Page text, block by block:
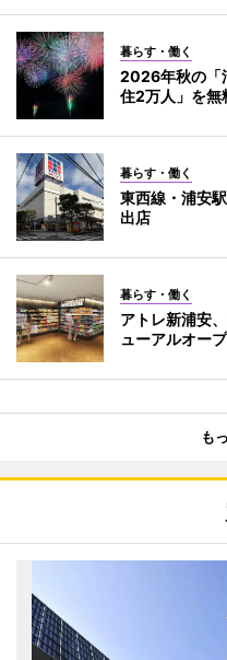
暮らす・働く
2026年秋の「
住2万人」を無
暮らす・働く
東西線・浦安
出店
暮らす・働く
アトレ新浦安
ューアルオー
も